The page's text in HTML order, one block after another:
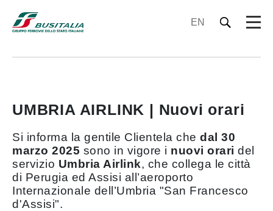
EN
UMBRIA AIRLINK | Nuovi orari
Si informa la gentile Clientela che dal 30
marzo 2025 sono in vigore i nuovi orari del
servizio Umbria Airlink, che collega le città
di Perugia ed Assisi all’aeroporto
Internazionale dell’Umbria "San Francesco
d'Assisi".